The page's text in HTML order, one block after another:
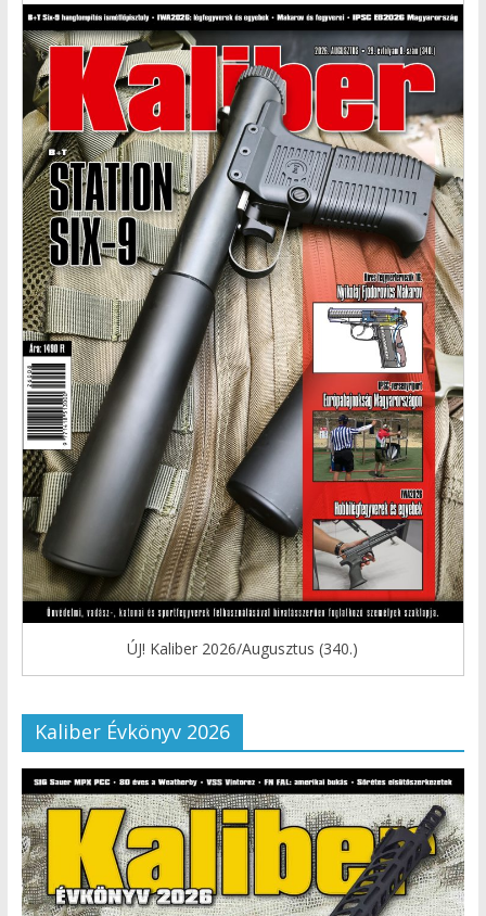
ÚJ! Kaliber 2026/Augusztus (340.)
Kaliber Évkönyv 2026